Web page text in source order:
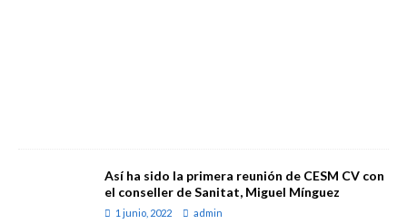
Así ha sido la primera reunión de CESM CV con
el conseller de Sanitat, Miguel Mínguez
1 junio, 2022 admin